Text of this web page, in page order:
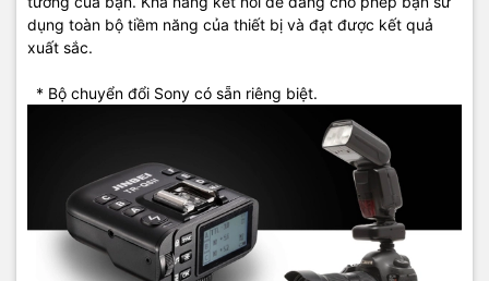
dụng toàn bộ tiềm năng của thiết bị và đạt được kết quả
xuất sắc.
* Bộ chuyển đổi Sony có sẵn riêng biệt.